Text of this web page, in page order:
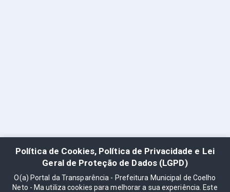
Política de Cookies, Política de Privacidade e Lei
Geral de Proteção de Dados (LGPD)
O(a) Portal da Transparência - Prefeitura Municipal de Coelho
Neto - Ma utiliza cookies para melhorar a sua experiência. Este